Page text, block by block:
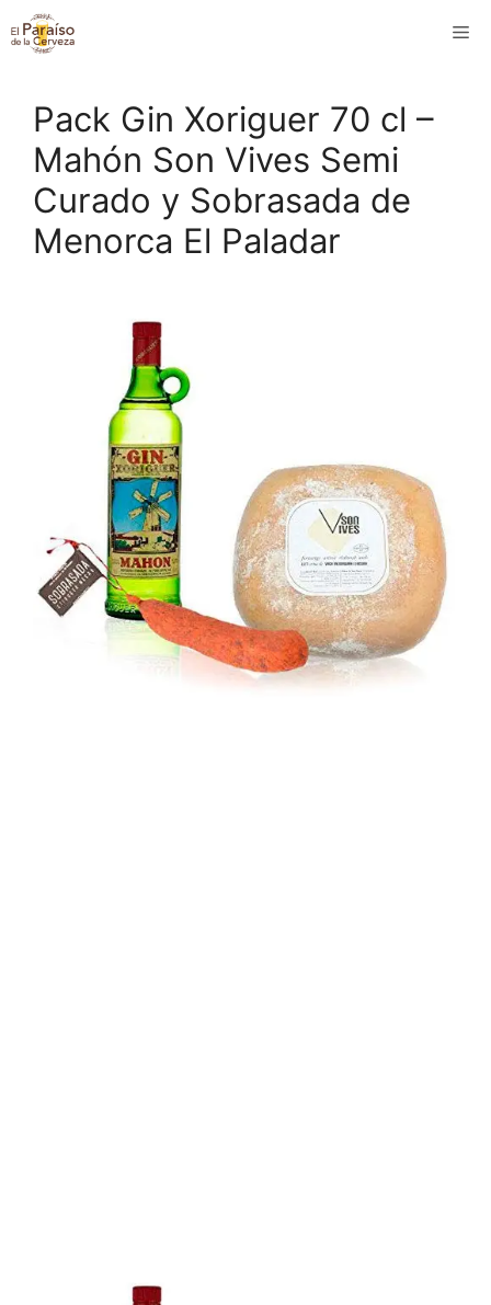
Saltar
al
Pack Gin Xoriguer 70 cl –
Mahón Son Vives Semi
Curado y Sobrasada de
Menorca El Paladar